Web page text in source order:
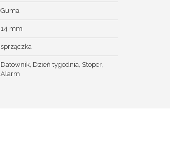
Guma
14 mm
sprzączka
Datownik, Dzień tygodnia, Stoper,
Alarm